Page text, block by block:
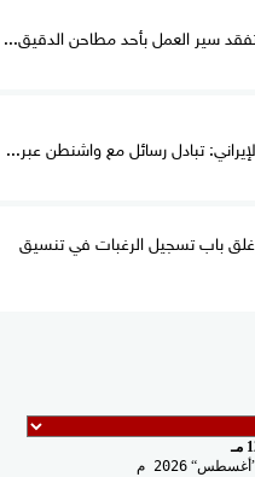
سير العمل بأحد مطاحن الدقيق...
تبادل رسائل مع واشنطن عبر...
باب تسجيل الرغبات في تنسيق
أغسطس 2026 م